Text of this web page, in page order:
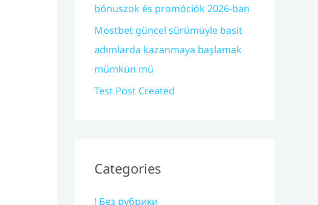
bónuszok és promóciók 2026-ban
Mostbet güncel sürümüyle basit
adımlarda kazanmaya başlamak
mümkün mü
Test Post Created
Categories
! Без рубрики